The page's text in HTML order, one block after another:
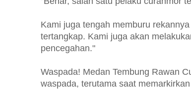
Kami juga tengah memburu
tertangkap. Kami juga akan
pencegahan."
Waspada! Medan Tembung Rawan
waspada, terutama saat